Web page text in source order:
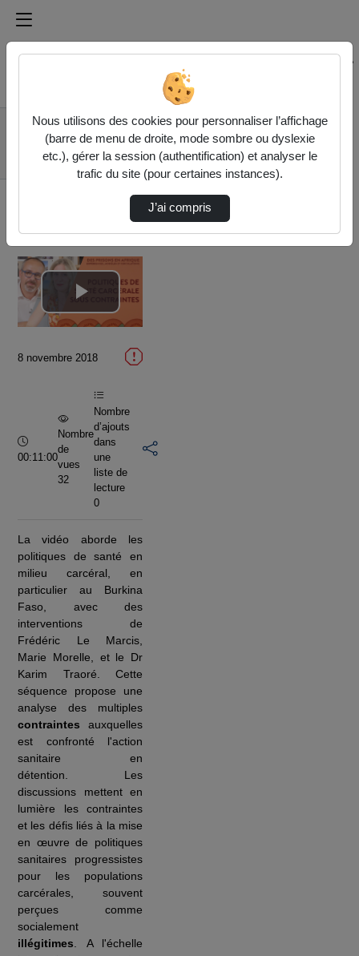
Médiathèque de l'université Paris
Rechercher un média sur Médiathèque de l'université
Accueil
Vidéos
4.2. Politiques de
santé carcérale sous
Lire
la
vidéo
8 novembre 2018
Durée :
00:11:00
Nombre
de
vues
32
Nombre
d’ajouts
dans
une
liste de
lecture
0
La vidéo aborde les
politiques de santé en
milieu carcéral, en
particulier au Burkina
Faso, avec des
interventions de
Frédéric Le Marcis,
Marie Morelle, et le Dr
Karim Traoré. Cette
séquence propose une
analyse des multiples
contraintes auxquelles
est confronté l'action
sanitaire en
détention. Les
discussions mettent en
lumière les contraintes
et les défis liés à la mise
en œuvre de politiques
sanitaires progressistes
pour les populations
carcérales, souvent
perçues comme
socialement
illégitimes . A l'échelle
Nous utilisons des cookies pour personnaliser l’affichage
(barre de menu de droite, mode sombre ou dyslexie
etc.), gérer la session (authentification) et analyser le
trafic du site (pour certaines instances).
J’ai compris